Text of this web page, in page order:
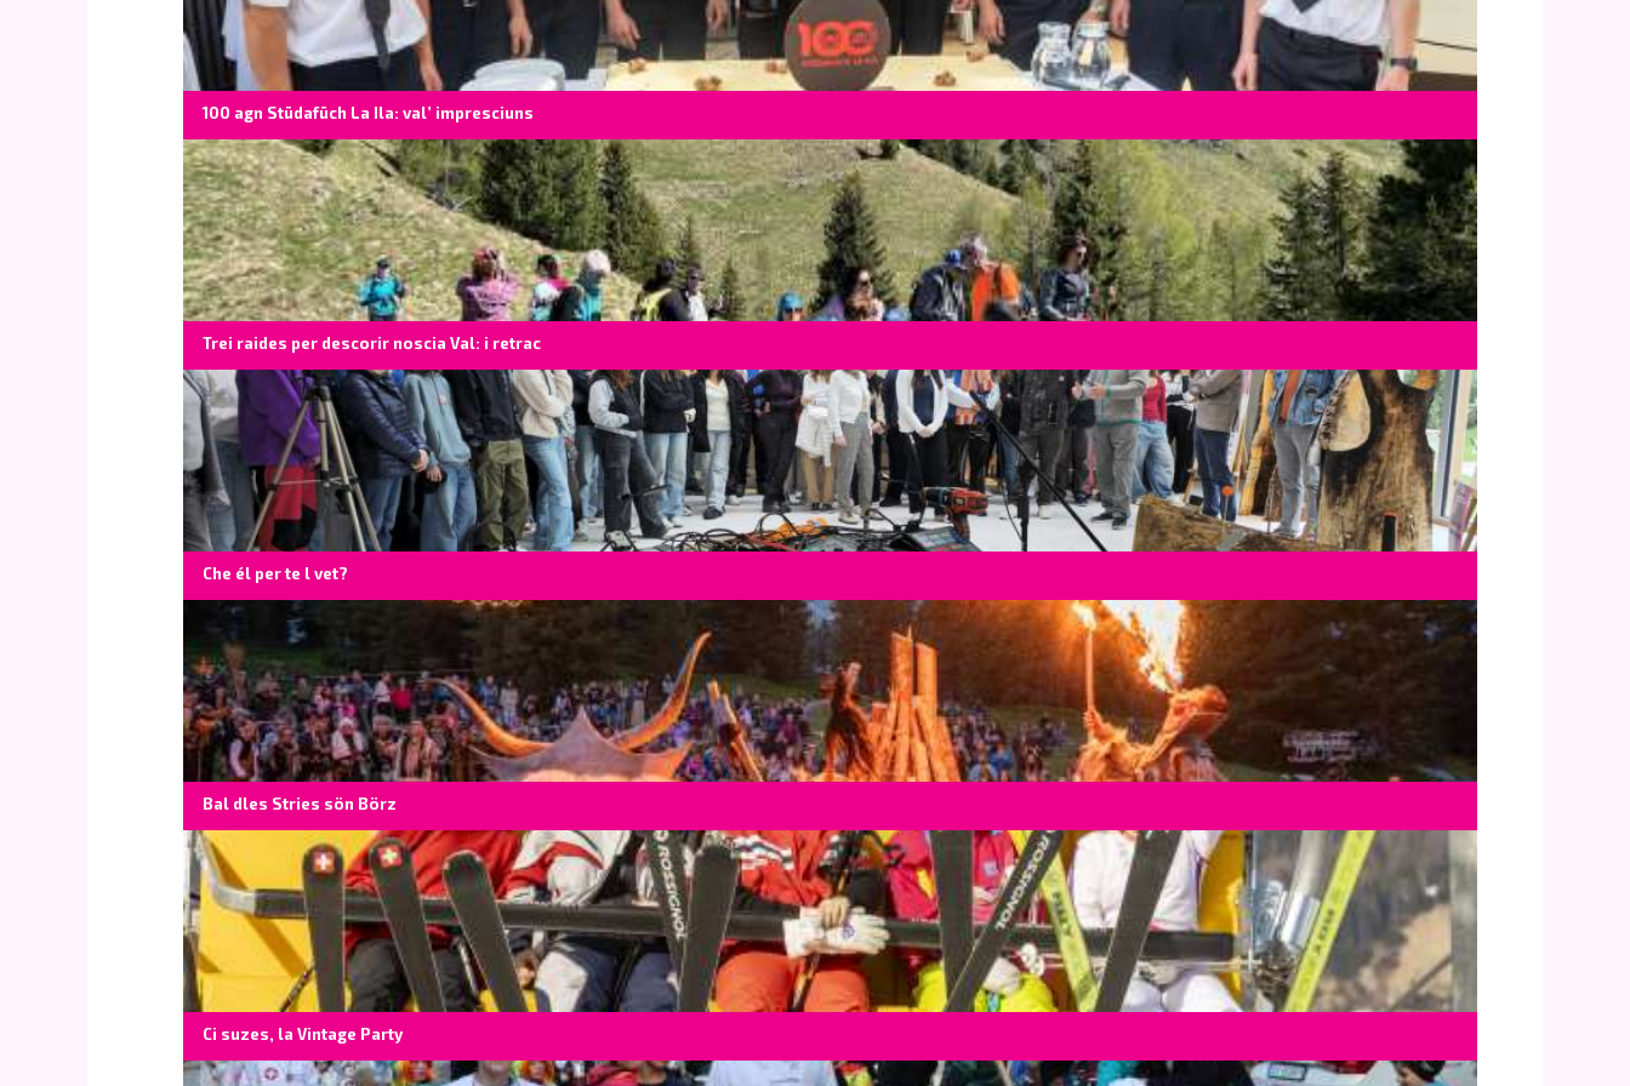
100 agn Stüdafüch La Ila: val’ impresciuns
Trei raides per descorir noscia Val: i retrac
Che él per te l vet?
Bal dles Stries sön Börz
Ci suzes, la Vintage Party